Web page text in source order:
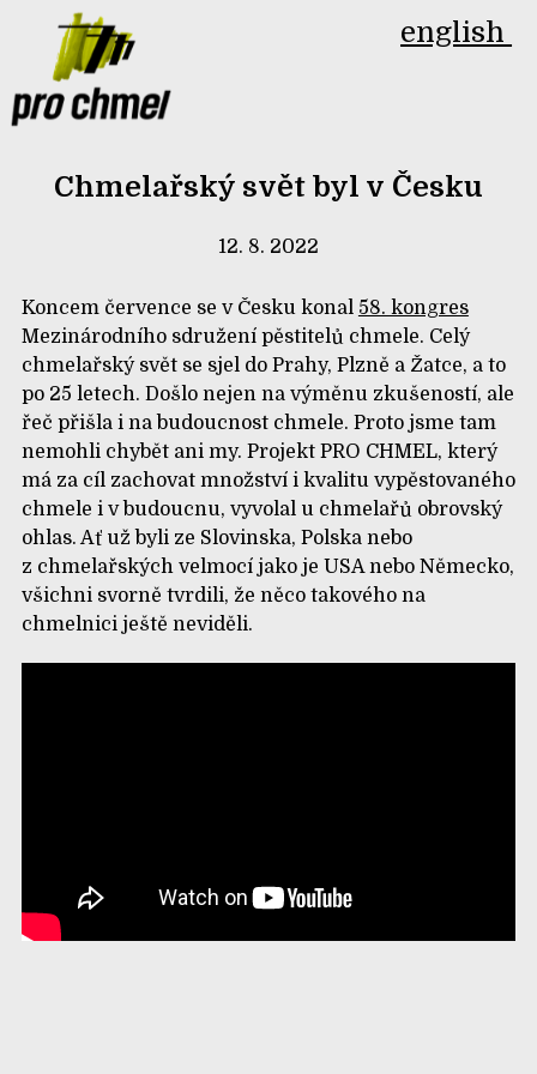
english
Chmelařský svět byl v Česku
12. 8. 2022
Koncem července se v Česku konal 58. kongres
Mezinárodního sdružení pěstitelů chmele. Celý
chmelařský svět se sjel do Prahy, Plzně a Žatce, a to
po 25 letech. Došlo nejen na výměnu zkušeností, ale
řeč přišla i na budoucnost chmele. Proto jsme tam
nemohli chybět ani my. Projekt PRO CHMEL, který
má za cíl zachovat množství i kvalitu vypěstovaného
chmele i v budoucnu, vyvolal u chmelařů obrovský
ohlas. Ať už byli ze Slovinska, Polska nebo
z chmelařských velmocí jako je USA nebo Německo,
všichni svorně tvrdili, že něco takového na
chmelnici ještě neviděli.